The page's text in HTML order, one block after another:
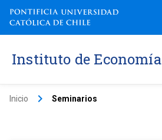
Instituto de Economía
Inicio keyboard_arrow_right Seminarios